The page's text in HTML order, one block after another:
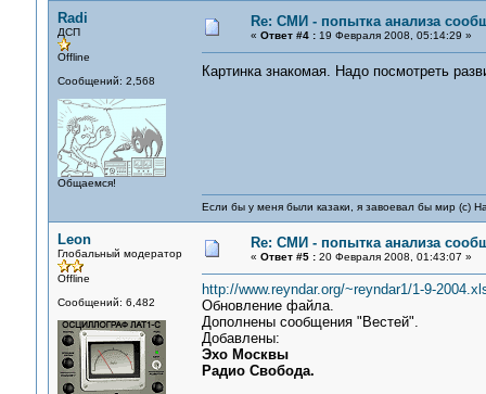
Radi
ДСП
Offline
Сообщений: 2,568
Общаемся!
Re: СМИ - попытка анализа
« Ответ #4 :19 Февраля 2008, 05:14:29 »
Картинка знакомая. Надо посмотреть
Если бы у меня были казаки, я завоевал бы мир (с)
Leon
Глобальный модератор
Offline
Сообщений: 6,482
Re: СМИ - попытка анализа
« Ответ #5 :20 Февраля 2008, 01:43:07 »
http://www.reyndar.org/~reyndar1/1-9-
Обновление файла.
Дополнены сообщения "Вестей".
Добавлены:
Эхо Москвы
Радио Свобода.